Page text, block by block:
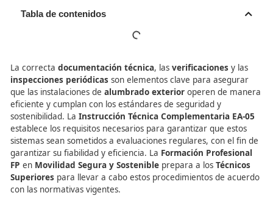
Tabla de contenidos
La correctadocumentación técnica, lasverificaciones
inspecciones periódicasson elementos clave para
que las instalaciones dealumbrado exterioroperen de
eficiente y cumplan con los estándares de seguridad y
sostenibilidad. LaInstrucción Técnica Complementaria